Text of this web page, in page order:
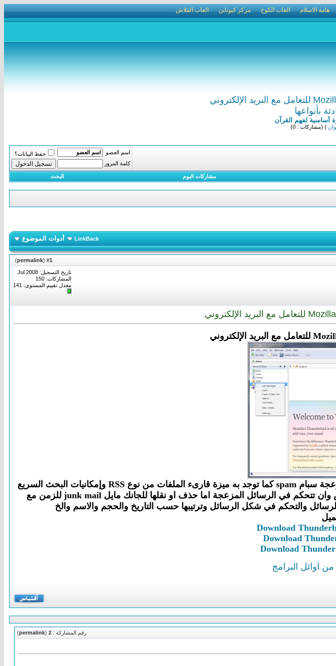
هامة الاسلام العاب الكوخ مركز كيوناين العاب الفلاش
بأنواعها
أساسية لفهم القرآن
) (مشاركات : 0)
اسم العضو
حفظ البيانات؟
كلمة المرور
مشاركات اليوم البحث
LinkBack أدوات الموضوع
1
(
permalink
)
تاريخ التسجيل: Jul 2008
المشاركات: 150
معدل تقييم المستوى: 141
برنامج Mozilla Thunderbird للتعامل مع البريد الإلكتروني حيث يصنف لك الرسائل المزعجة سبام spam كما توجد به ميزة قارىء الملفات من نوع RSS وإمكانيات البحث السريع
وحماية رسائلك من الرسائل المزعجة واقصد بها التي تحوي فيروسات وملفات تجسس وان تتحكم في الرسائل المزعجة اما حذف او نقلها للجانك مايل junk mail للزمن مع
والتحكم في شكل الرسائل وترتيبها حسب التاريخ والحجم والاسم والخ
Download
Download
Download
من اوائل البرامج
رقم المشاركة : 2
(
permalink
)